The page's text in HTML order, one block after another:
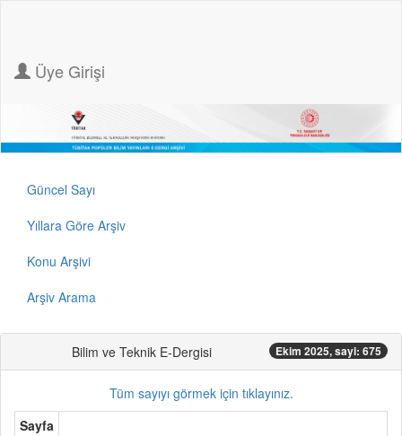
Üye Girişi
Güncel Sayı
Yıllara Göre Arşiv
Konu Arşivi
Arşiv Arama
Bilim ve Teknik E-Dergisi Ekim 2025, sayi: 675
Tüm sayıyı görmek için tıklayınız.
Sayfa